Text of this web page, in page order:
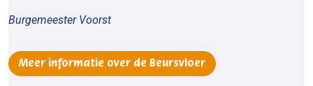
Burgemeester Voorst
Meer informatie over de Beursvloer